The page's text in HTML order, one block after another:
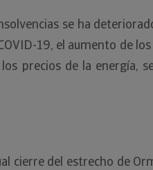
se ha
19, el aumento de
precios de la energía,
cierre del estrecho de